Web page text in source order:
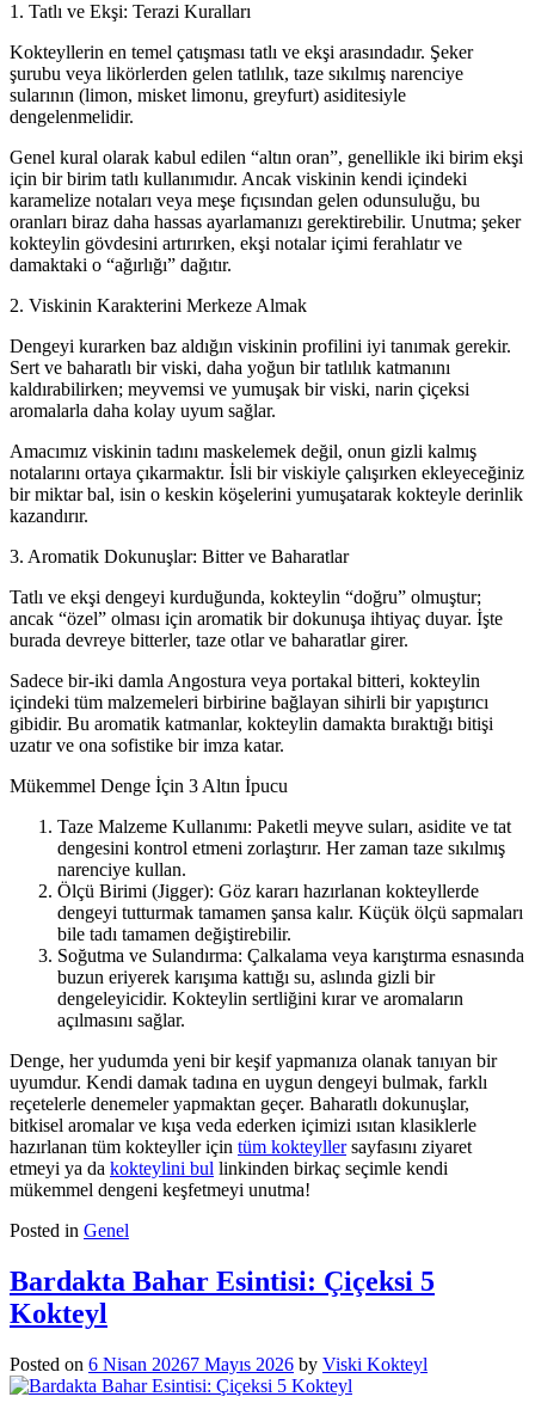
1. Tatlı ve Ekşi: Terazi Kuralları
Kokteyllerin en temel çatışması tatlı ve ekşi arasındadır. Şeker
şurubu veya likörlerden gelen tatlılık, taze sıkılmış narenciye
sularının (limon, misket limonu, greyfurt) asiditesiyle
dengelenmelidir.
Genel kural olarak kabul edilen “altın oran”, genellikle iki birim ekşi
için bir birim tatlı kullanımıdır. Ancak viskinin kendi içindeki
karamelize notaları veya meşe fıçısından gelen odunsuluğu, bu
oranları biraz daha hassas ayarlamanızı gerektirebilir. Unutma; şeker
kokteylin gövdesini artırırken, ekşi notalar içimi ferahlatır ve
damaktaki o “ağırlığı” dağıtır.
2. Viskinin Karakterini Merkeze Almak
Dengeyi kurarken baz aldığın viskinin profilini iyi tanımak gerekir.
Sert ve baharatlı bir viski, daha yoğun bir tatlılık katmanını
kaldırabilirken; meyvemsi ve yumuşak bir viski, narin çiçeksi
aromalarla daha kolay uyum sağlar.
Amacımız viskinin tadını maskelemek değil, onun gizli kalmış
notalarını ortaya çıkarmaktır. İsli bir viskiyle çalışırken ekleyeceğiniz
bir miktar bal, isin o keskin köşelerini yumuşatarak kokteyle derinlik
kazandırır.
3. Aromatik Dokunuşlar: Bitter ve Baharatlar
Tatlı ve ekşi dengeyi kurduğunda, kokteylin “doğru” olmuştur;
ancak “özel” olması için aromatik bir dokunuşa ihtiyaç duyar. İşte
burada devreye bitterler, taze otlar ve baharatlar girer.
Sadece bir-iki damla Angostura veya portakal bitteri, kokteylin
içindeki tüm malzemeleri birbirine bağlayan sihirli bir yapıştırıcı
gibidir. Bu aromatik katmanlar, kokteylin damakta bıraktığı bitişi
uzatır ve ona sofistike bir imza katar.
Mükemmel Denge İçin 3 Altın İpucu
Taze Malzeme Kullanımı: Paketli meyve suları, asidite ve tat
dengesini kontrol etmeni zorlaştırır. Her zaman taze sıkılmış
narenciye kullan.
Ölçü Birimi (Jigger): Göz kararı hazırlanan kokteyllerde
dengeyi tutturmak tamamen şansa kalır. Küçük ölçü sapmaları
bile tadı tamamen değiştirebilir.
Soğutma ve Sulandırma: Çalkalama veya karıştırma esnasında
buzun eriyerek karışıma kattığı su, aslında gizli bir
dengeleyicidir. Kokteylin sertliğini kırar ve aromaların
açılmasını sağlar.
Denge, her yudumda yeni bir keşif yapmanıza olanak tanıyan bir
uyumdur. Kendi damak tadına en uygun dengeyi bulmak, farklı
reçetelerle denemeler yapmaktan geçer. Baharatlı dokunuşlar,
bitkisel aromalar ve kışa veda ederken içimizi ısıtan klasiklerle
hazırlanan tüm kokteyller için tüm kokteyllersayfasını ziyaret
etmeyi ya da kokteylini bul linkinden birkaç seçimle kendi
mükemmel dengeni keşfetmeyi unutma!
Posted in Genel
Bardakta Bahar Esintisi: Çiçeksi 5
Kokteyl
Posted on 6 Nisan 20267 Mayıs 2026 by Viski Kokteyl